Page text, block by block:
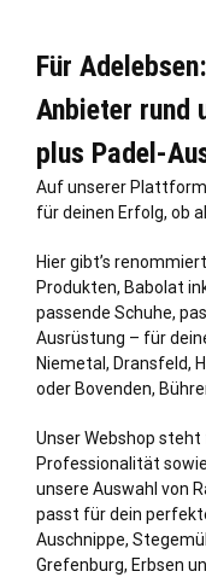
Für
Anbieter rund
plus Padel-
Auf unserer
für deinen Erfolg, ob
Hier gibt’s
Produkten, Babolat
passende Schuhe,
Ausrüstung – für
Niemetal, Dransfeld,
oder Bovenden,
Unser Webshop
Professionalität
unsere Auswahl von
passt für dein
Auschnippe,
Grefenburg, Erbsen